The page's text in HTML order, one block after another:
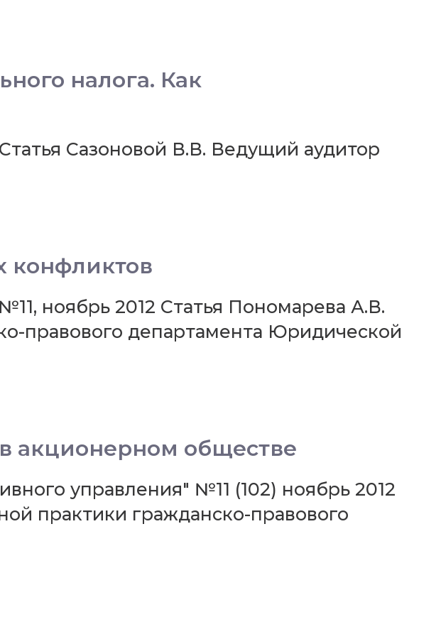
налога. Как
Сазоновой В.В. Ведущий аудитор
конфликтов
ноябрь 2012 Статья Пономарева А.В.
правового департамента Юридической
акционерном обществе
управления" №11 (102) ноябрь 2012
практики гражданско-правового